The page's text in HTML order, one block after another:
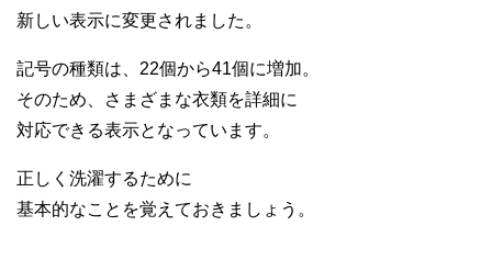
新しい表示に変更されました。
記号の種類は、22個から41個に増加。
そのため、さまざまな衣類を詳細に
対応できる表示となっています。
正しく洗濯するために
基本的なことを覚えておきましょう。